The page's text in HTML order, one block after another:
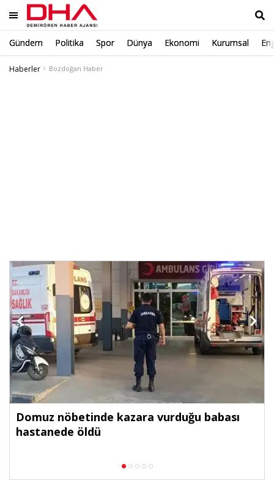
Gündem Politika Spor Dünya Ekonomi Kurumsal
Haberler
Bozdoğan Haber
Domuz nöbetinde kazara vurduğu babası
hastanede öldü